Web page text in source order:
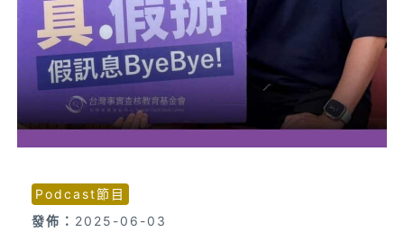
Podcast節目
發佈： 2025-06-03